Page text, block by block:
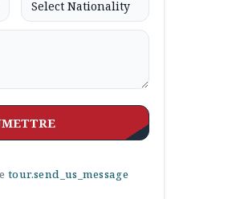
tour.send_us_message